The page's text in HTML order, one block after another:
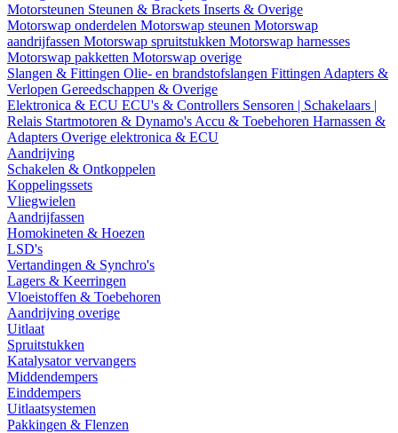
Motorsteunen Steunen & Brackets Inserts & Overige
Motorswap onderdelen Motorswap steunen Motorswap
aandrijfassen Motorswap spruitstukken Motorswap harnesses
Motorswap pakketten Motorswap overige
Slangen & Fittingen Olie- en brandstofslangen Fittingen Adapters &
Verlopen Gereedschappen & Overige
Elektronica & ECU ECU's & Controllers Sensoren | Schakelaars |
Relais Startmotoren & Dynamo's Accu & Toebehoren Harnassen &
Adapters Overige elektronica & ECU
Aandrijving
Schakelen & Ontkoppelen
Koppelingssets
Vliegwielen
Aandrijfassen
Homokineten & Hoezen
LSD's
Vertandingen & Synchro's
Lagers & Keerringen
Vloeistoffen & Toebehoren
Aandrijving overige
Uitlaat
Spruitstukken
Katalysator vervangers
Middendempers
Einddempers
Uitlaatsystemen
Pakkingen & Flenzen